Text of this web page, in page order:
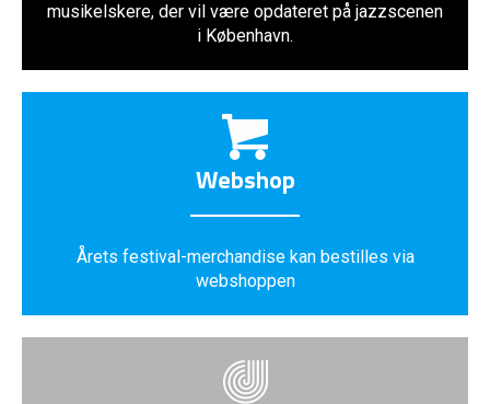
musikelskere, der vil være opdateret på jazzscenen
i København.
Webshop
Årets festival-merchandise kan bestilles via
webshoppen